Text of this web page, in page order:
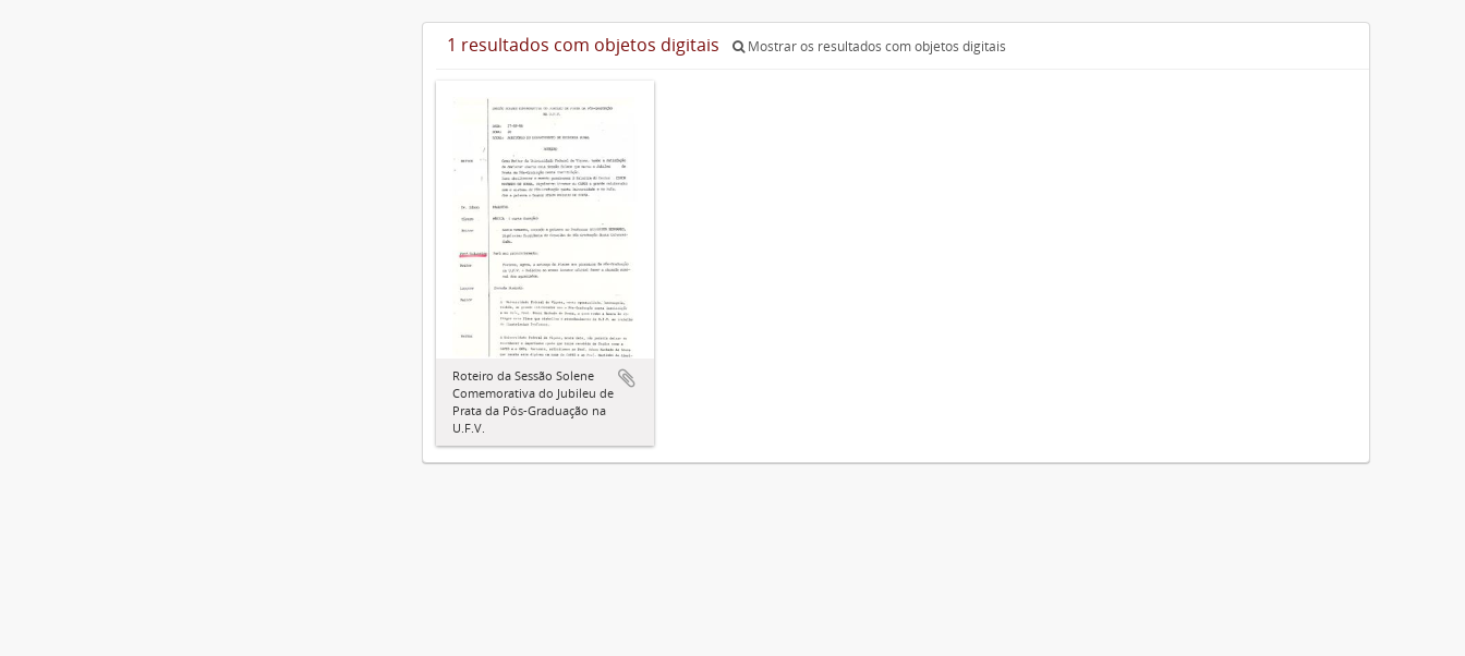
1 resultados com objetos digitais Mostrar os resultados com objetos digitais
Roteiro da Sessão Solene
Comemorativa do Jubileu de
Prata da Pós-Graduação na
U.F.V.